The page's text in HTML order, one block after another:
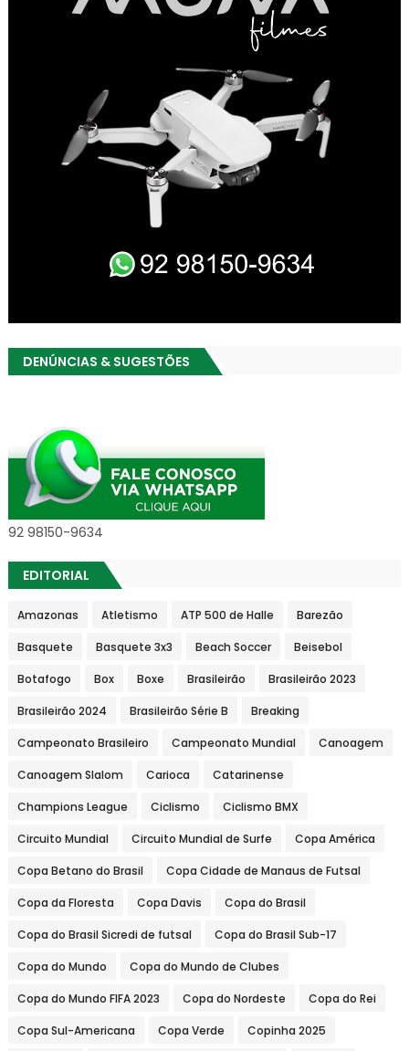
DENÚNCIAS & SUGESTÕES
92 98150-9634
EDITORIAL
Amazonas Atletismo ATP 500 de Halle Barezão
Basquete Basquete 3x3 Beach Soccer Beisebol
Botafogo Box Boxe Brasileirão Brasileirão 2023
Brasileirão 2024 Brasileirão Série B Breaking
Campeonato Brasileiro Campeonato Mundial Canoagem
Canoagem Slalom Carioca Catarinense
Champions League Ciclismo Ciclismo BMX
Circuito Mundial Circuito Mundial de Surfe Copa América
Copa Betano do Brasil Copa Cidade de Manaus de Futsal
Copa da Floresta Copa Davis Copa do Brasil
Copa do Brasil Sicredi de futsal Copa do Brasil Sub-17
Copa do Mundo Copa do Mundo de Clubes
Copa do Mundo FIFA 2023 Copa do Nordeste Copa do Rei
Copa Sul-Americana Copa Verde Copinha 2025